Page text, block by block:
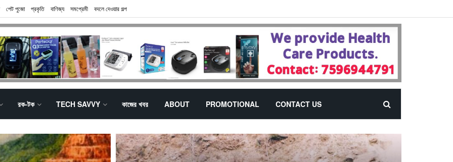
পেট পুজো প্রকৃতি বাণিজ্য সমপ্রেমী বদলে দেওয়ার গল্প
রক-টক TECH SAVVY কাজের খবর ABOUT PROMOTIONAL CONTACT US